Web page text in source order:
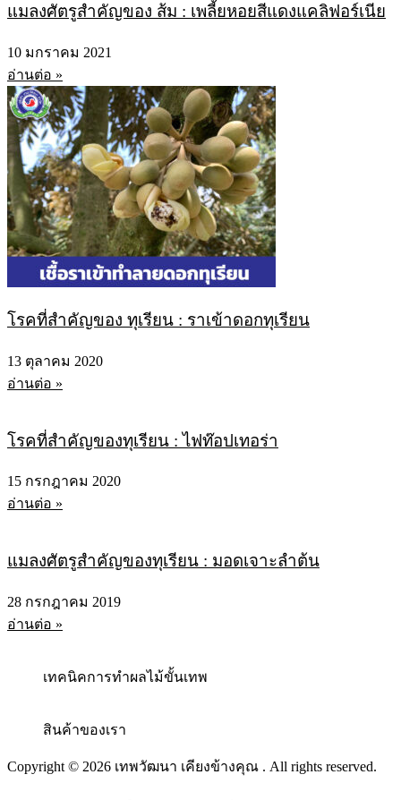
แมลงศัตรูสำคัญของ ส้ม : เพลี้ยหอยสีแดงแคลิฟอร์เนีย
10 มกราคม 2021
อ่านต่อ »
โรคที่สำคัญของ ทุเรียน : ราเข้าดอกทุเรียน
13 ตุลาคม 2020
อ่านต่อ »
โรคที่สำคัญของทุเรียน : ไฟท๊อปเทอร่า
15 กรกฎาคม 2020
อ่านต่อ »
แมลงศัตรูสำคัญของทุเรียน : มอดเจาะลำต้น
28 กรกฎาคม 2019
อ่านต่อ »
เทคนิคการทำผลไม้ขั้นเทพ
สินค้าของเรา
Copyright © 2026 เทพวัฒนา เคียงข้างคุณ . All rights reserved.